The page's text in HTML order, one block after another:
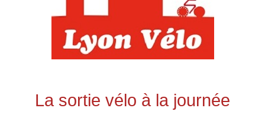
La sortie vélo à la journée